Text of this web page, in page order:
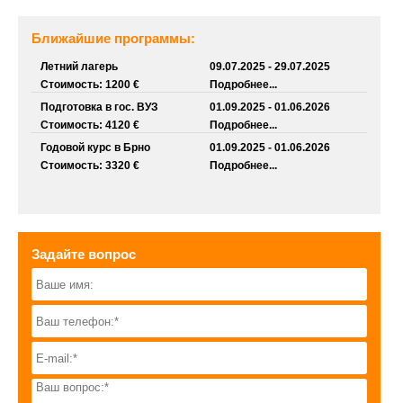
Ближайшие программы:
Летний лагерь
Стоимость: 1200 €
09.07.2025 - 29.07.2025
Подробнее...
Подготовка в гос. ВУЗ
Стоимость: 4120 €
01.09.2025 - 01.06.2026
Подробнее...
Годовой курс в Брно
Стоимость: 3320 €
01.09.2025 - 01.06.2026
Подробнее...
Задайте вопрос